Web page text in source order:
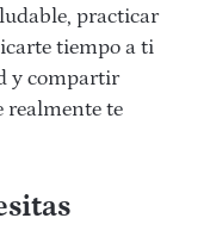
practicar
tiempo a ti
y compartir
realmente te